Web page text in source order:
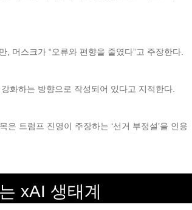
머스크가 “오류와 편향을 줄였다”고 주장한다.
화하는 방향으로 작성되어 있다고 지적한다.
은 트럼프 진영이 주장하는 ‘선거 부정설’을 인용
xAI 생태계